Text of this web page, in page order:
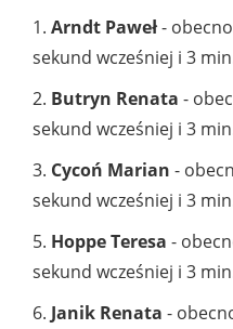
1. Arndt Paweł-
sekund wcześniej i 3
2. Butryn Renata -
sekund wcześniej i 3
3. Cycoń Marian -
sekund wcześniej i 3
5. Hoppe Teresa -
sekund wcześniej i 3
6. Janik Renata -